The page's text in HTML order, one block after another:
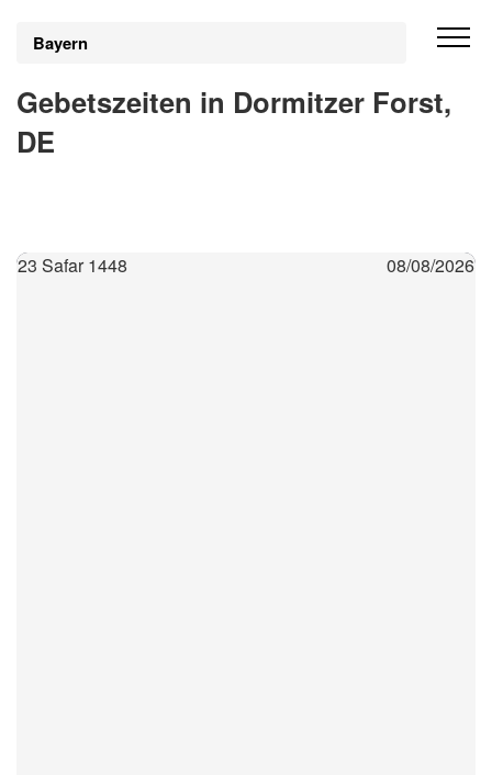
Bayern
Gebetszeiten in Dormitzer Forst,
DE
23 Safar 1448 08/08/2026